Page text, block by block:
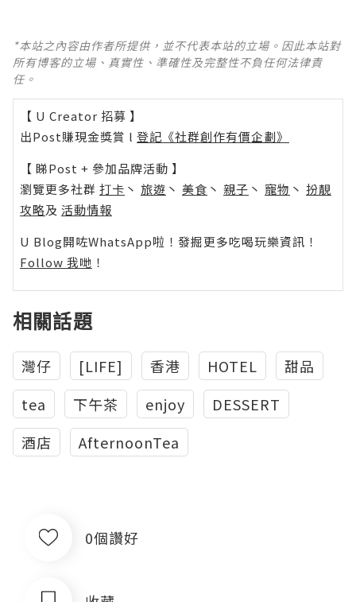
*本站之內容由作者所提供，並不代表本站的立場。因此本站對
所有博客的立場、真實性、準確性及完整性不負任何法律責
任。
【 U Creator 招募 】
出Post賺現金獎賞 l 登記《社群創作有價企劃》
【 睇Post + 參加品牌活動 】
瀏覽更多社群 打卡 丶 旅遊 丶 美食 丶 親子 丶 寵物 丶 扮靚
攻略及 活動情報
U Blog開咗WhatsApp啦！發掘更多吃喝玩樂資訊！
Follow 我哋 ！
相關話題
灣仔 [LIFE] 香港 HOTEL
甜品
tea
下午茶 enjoy
DESSERT
酒店
AfternoonTea
0個讚好